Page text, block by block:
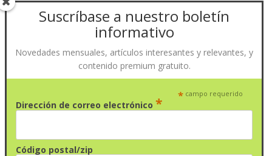
Suscríbase a nuestro boletín
informativo
Novedades mensuales, artículos interesantes y relevantes, y
contenido premium gratuito.
* campo requerido
Dirección de correo electrónico *
Código postal/zip